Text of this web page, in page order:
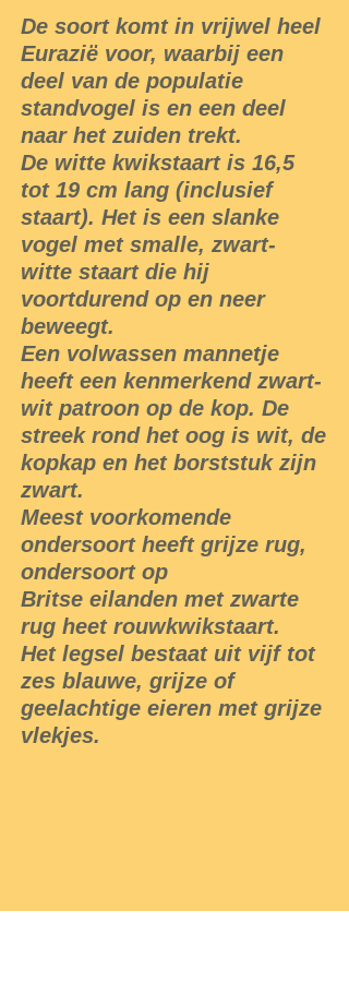
De soort komt in vrijwel heel
Eurazië voor, waarbij een
deel van de populatie
standvogel is en een deel
naar het zuiden trekt.
De witte kwikstaart is 16,5
tot 19 cm lang (inclusief
staart). Het is een slanke
vogel met smalle, zwart-
witte staart die hij
voortdurend op en neer
beweegt.
Een volwassen mannetje
heeft een kenmerkend zwart-
wit patroon op de kop. De
streek rond het oog is wit, de
kopkap en het borststuk zijn
zwart.
Meest voorkomende
ondersoort heeft grijze rug,
ondersoort op
Britse eilanden met zwarte
rug heet rouwkwikstaart.
Het legsel bestaat uit vijf tot
zes blauwe, grijze of
geelachtige eieren met grijze
vlekjes.